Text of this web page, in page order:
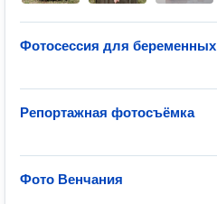
Фотосессия для беременных
Репортажная фотосъёмка
Фото Венчания